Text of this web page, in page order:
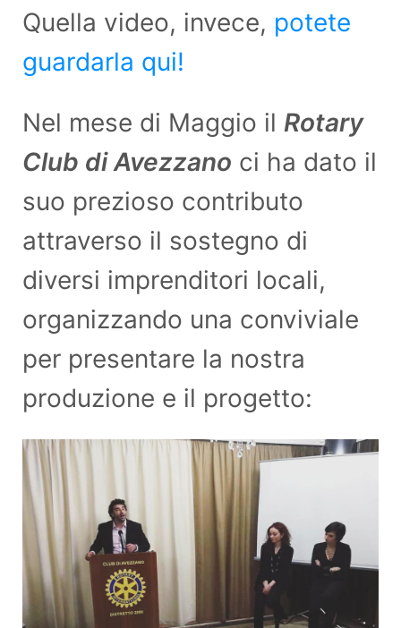
Quella video, invece, potete
guardarla qui!
Nel mese di Maggio il Rotary
Club di Avezzano ci ha dato il
suo prezioso contributo
attraverso il sostegno di
diversi imprenditori locali,
organizzando una conviviale
per presentare la nostra
produzione e il progetto: